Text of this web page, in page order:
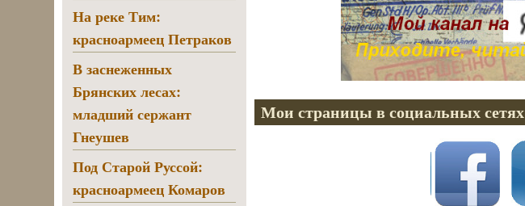
Мои страницы в социальных сетях
На реке Тим:
красноармеец Петраков
В заснеженных
Брянских лесах:
младший сержант
Гнеушев
Под Старой Руссой:
красноармеец Комаров